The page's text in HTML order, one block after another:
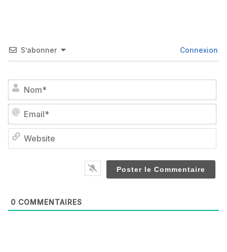
S’abonner Connexion
0 COMMENTAIRES